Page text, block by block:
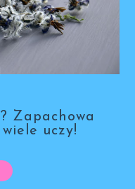
Zapachowa
uczy!